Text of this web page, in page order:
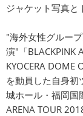
ジャケット写真と
"海外女性グルー
演"「BLACKPINK
KYOCERA
を動員した自身初
城ホール・福岡国
ARENA TOUR